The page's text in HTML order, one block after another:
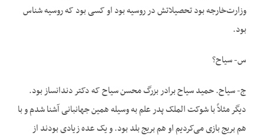
وزارت‌خارجه بود تحصیلاتش در روسیه بود او کسی بود که روسیه شناس
بود.
س- سیاح؟
ج- سیاح. حمید سیاح برادر بزرگ محسن سیاح که دکتر دندانساز بود.
دیگر مثلاً با شوکت الملک پدر علم به وسیله همین جهانبانی آشنا شدم و با
هم بریج بازی می‌کردیم او هم بریج بلد بود. و یک عده زیادی بودند از